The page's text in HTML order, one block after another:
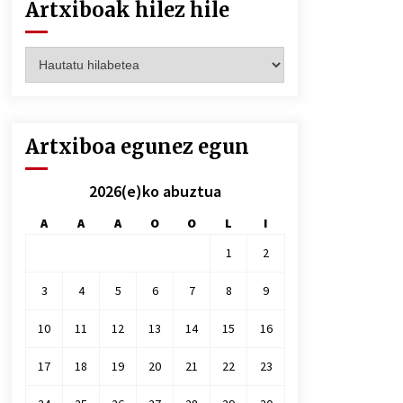
Artxiboak hilez hile
hilez
Artxiboa egunez egun
2026(e)ko abuztua
A A A O O L
I
1
2
3 4 5 6 7 8 9
10 11 12 13 14 15 16
17 18 19 20 21 22 23